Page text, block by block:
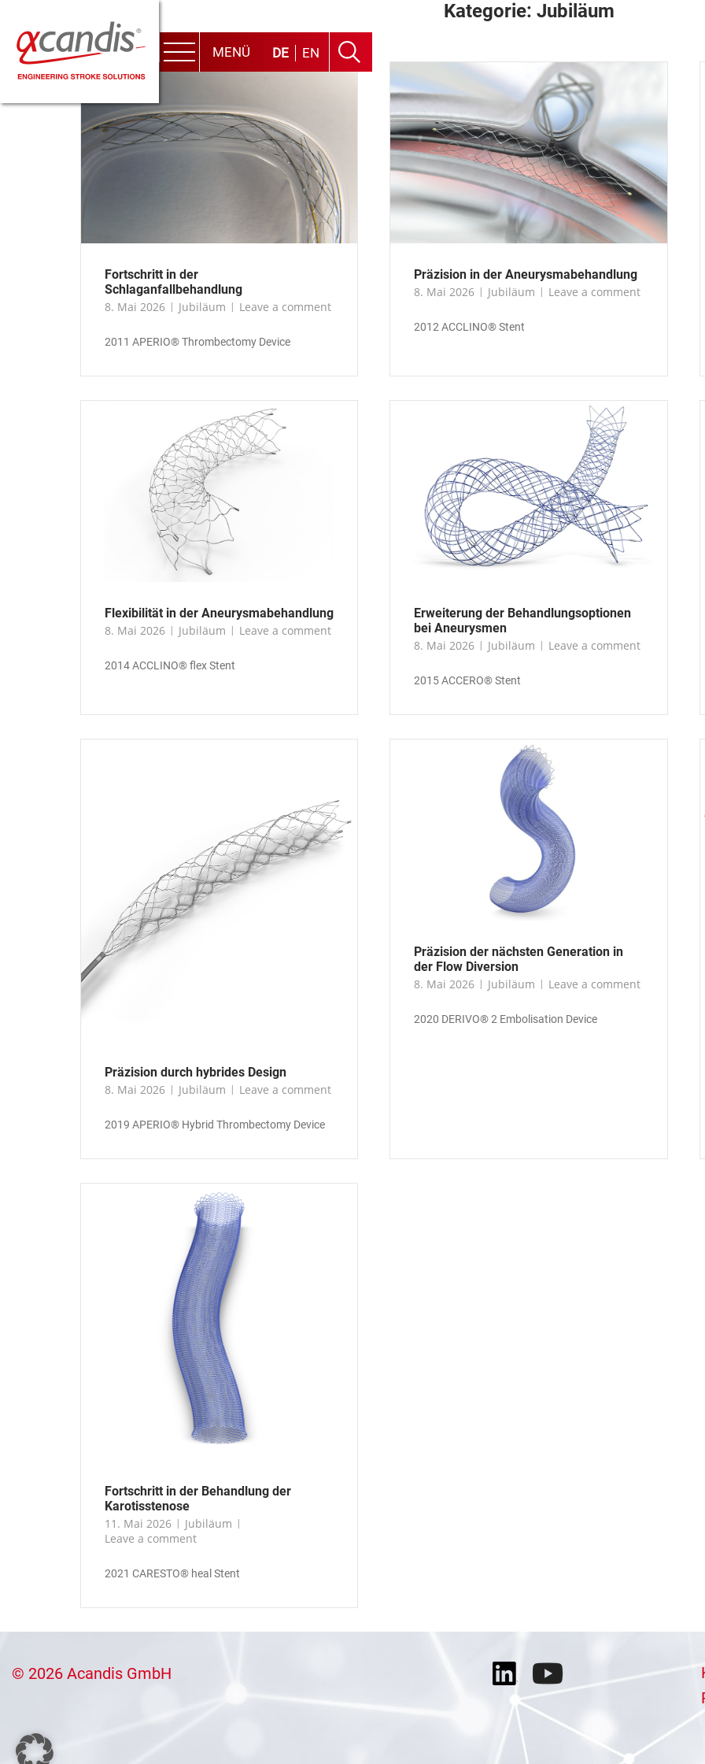
content
Menu
MENÜ DE EN
Kategorie: Jubiläum
Fortschritt in der
Schlaganfallbehandlung
8. Mai 2026
Jubiläum Leave a comment
2011 APERIO® Thrombectomy Device
Präzision in der Aneurysmabehandlung
8. Mai 2026
Jubiläum Leave a comment
2012 ACCLINO® Stent
Flexibilität in der Aneurysmabehandlung
8. Mai 2026
Jubiläum Leave a comment
2014 ACCLINO® flex Stent
Erweiterung der Behandlungsoptionen
bei Aneurysmen
8. Mai 2026
Jubiläum Leave a comment
2015 ACCERO® Stent
Präzision durch hybrides Design
8. Mai 2026
Jubiläum Leave a comment
2019 APERIO® Hybrid Thrombectomy Device
Präzision der nächsten Generation in
der Flow Diversion
8. Mai 2026
Jubiläum Leave a comment
2020 DERIVO® 2 Embolisation Device
Fortschritt in der Behandlung der
Karotisstenose
11. Mai 2026
Jubiläum
Leave a comment
2021 CARESTO® heal Stent
© 2026 Acandis GmbH